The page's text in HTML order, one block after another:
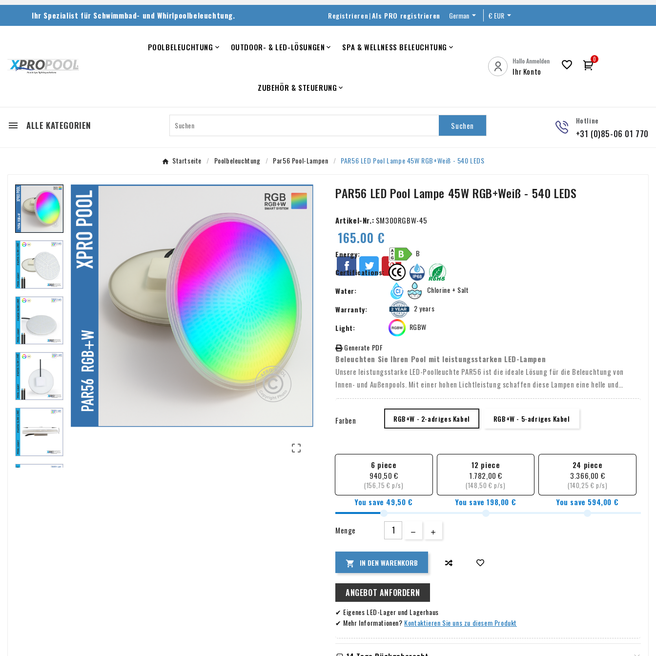
Ihr Spezialist für Schwimmbad- und Whirlpoolbeleuchtung. Registrieren|Als PRO registrieren German € EUR
POOLBELEUCHTUNG  OUTDOOR- & LED-LÖSUNGEN  SPA & WELLNESS BELEUCHTUNG 
ZUBEHÖR & STEUERUNG 
Hallo Anmelden
Ihr Konto
 0
 ALLE KATEGORIEN Suchen Hotline
+31 (0)85-06 01 770
Startseite Poolbeleuchtung Par56 Pool-Lampen PAR56 LED Pool Lampe 45W RGB+Weiß - 540 LEDS

PAR56 LED Pool Lampe 45W RGB+Weiß - 540 LEDS
Artikel-Nr.: SM300RGBW-45
165.00 €
Energy:
B
Certifications:
Water:
Chlorine + Salt
Warranty:
2 years
Light:
RGBW
Generate PDF
Beleuchten Sie Ihren Pool mit leistungsstarken LED-Lampen
Unsere leistungsstarke LED-Poolleuchte PAR56 ist die ideale Lösung für die Beleuchtung von
Innen- und Außenpools. Mit einer hohen Lichtleistung schaffen diese Lampen eine helle und
einladende Atmosphäre. Außerdem sind unsere Lampen dimmbar, so dass Sie die Beleuchtung nach
Ihren Wünschen einstellen können. Sie passen außerdem in fast alle handelsüblichen
Poolbeleuchtungen, was die Installation vereinfacht.
Farben RGB+W - 2-adriges Kabel RGB+W - 5-adriges Kabel
6 piece
940,50 €
(156,75 € p/s)
You save 49,50 €
12 piece
1.782,00 €
(148,50 € p/s)
You save 198,00 €
24 piece
3.366,00 €
(140,25 € p/s)
You save 594,00 €
Menge
 IN DEN WARENKORB
ANGEBOT ANFORDERN
✔ Eigenes LED-Lager und Lagerhaus
✔ Mehr Informationen? Kontaktieren Sie uns zu diesem Produkt